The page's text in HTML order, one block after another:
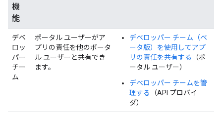
機
能
デベ
ロッ
パー
チー
ム
ポータル ユーザーがア
プリの責任を他のポータ
ル ユーザーと共有でき
ます。
デベロッパー チーム（ベ
ータ版）を使用してアプ
リの責任を共有する
（ポ
ータル ユーザー）
デベロッパー チームを管
理する
（API プロバイ
ダ）